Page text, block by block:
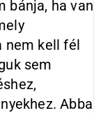
bánja, ha van
nem kell fél
sem
Abba